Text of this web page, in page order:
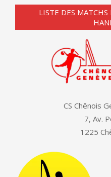
LISTE DES
CS Chênois
7, Av.
1225